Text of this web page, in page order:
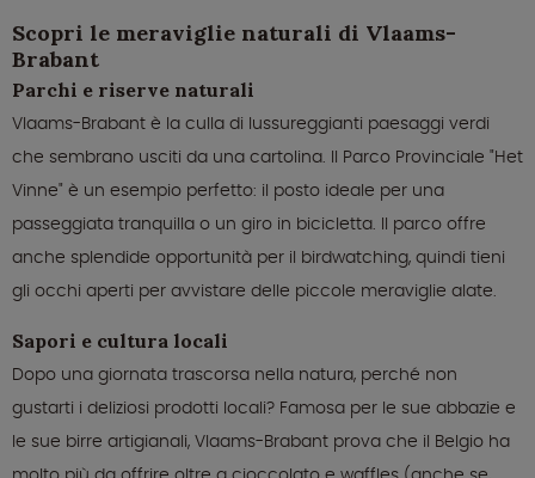
Scopri le meraviglie naturali di Vlaams-
Brabant
Parchi e riserve naturali
Vlaams-Brabant è la culla di lussureggianti paesaggi verdi
che sembrano usciti da una cartolina. Il Parco Provinciale "Het
Vinne" è un esempio perfetto: il posto ideale per una
passeggiata tranquilla o un giro in bicicletta. Il parco offre
anche splendide opportunità per il birdwatching, quindi tieni
gli occhi aperti per avvistare delle piccole meraviglie alate.
Sapori e cultura locali
Dopo una giornata trascorsa nella natura, perché non
gustarti i deliziosi prodotti locali? Famosa per le sue abbazie e
le sue birre artigianali, Vlaams-Brabant prova che il Belgio ha